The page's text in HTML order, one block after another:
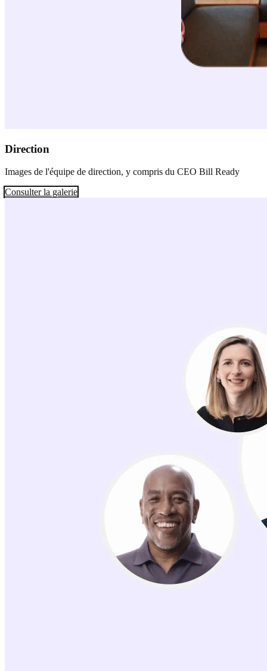
Direction
Images de l'équipe de direction, y compris du CEO Bill Ready
Consulter la galerie